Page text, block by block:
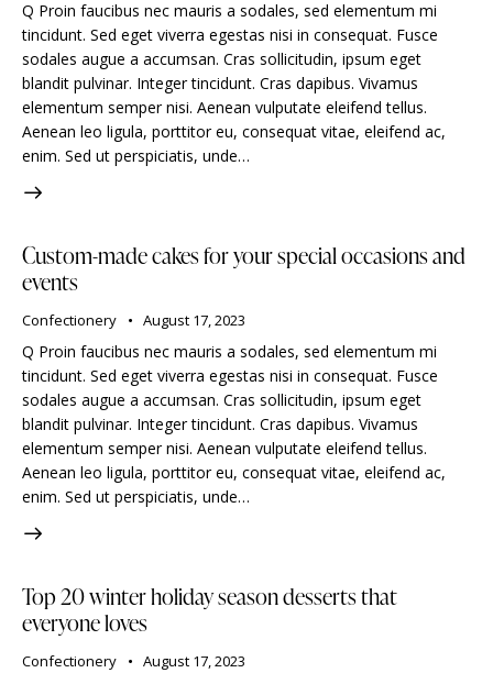
Q Proin faucibus nec mauris a sodales, sed elementum mi
tincidunt. Sed eget viverra egestas nisi in consequat. Fusce
sodales augue a accumsan. Cras sollicitudin, ipsum eget
blandit pulvinar. Integer tincidunt. Cras dapibus. Vivamus
elementum semper nisi. Aenean vulputate eleifend tellus.
Aenean leo ligula, porttitor eu, consequat vitae, eleifend ac,
enim. Sed ut perspiciatis, unde…
Custom-made cakes for your special occasions and
events
Confectionery August 17, 2023
Q Proin faucibus nec mauris a sodales, sed elementum mi
tincidunt. Sed eget viverra egestas nisi in consequat. Fusce
sodales augue a accumsan. Cras sollicitudin, ipsum eget
blandit pulvinar. Integer tincidunt. Cras dapibus. Vivamus
elementum semper nisi. Aenean vulputate eleifend tellus.
Aenean leo ligula, porttitor eu, consequat vitae, eleifend ac,
enim. Sed ut perspiciatis, unde…
Top 20 winter holiday season desserts that
everyone loves
Confectionery August 17, 2023